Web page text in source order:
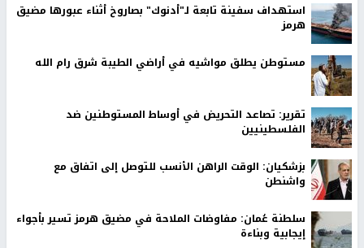
استهداف سفينة تابعة لـ"أدنوك" بصاروخ أثناء عبورها مضيق
هرمز
مستوطن يطلق مواشيه في أراضي الطيبة شرق رام الله
تقرير: تصاعد التحريض في أوساط المستوطنين ضد
الفلسطينيين
بزشكيان: الوقت الراهن الأنسب للتوصل إلى اتفاق مع
واشنطن
سلطنة عُمان: مفاوضات الملاحة في مضيق هرمز تسير بأجواء
إيجابية وبناءة